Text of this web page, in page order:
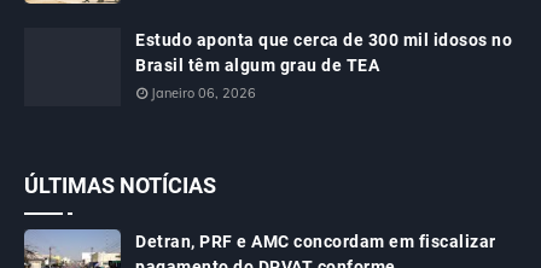
Estudo aponta que cerca de 300 mil idosos no
Brasil têm algum grau de TEA
Janeiro 06, 2026
ÚLTIMAS NOTÍCIAS
Detran, PRF e AMC concordam em fiscalizar